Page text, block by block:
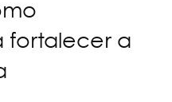
fortalecer a